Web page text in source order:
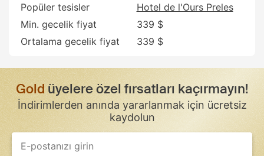
Popüler tesisler
Hotel de l'Ours Preles
Min. gecelik fiyat
339 $
Ortalama gecelik fiyat
339 $
Goldüyelere özel fırsatları kaçırmayın!
İndirimlerden anında yararlanmak için ücretsiz
kaydolun
If
you